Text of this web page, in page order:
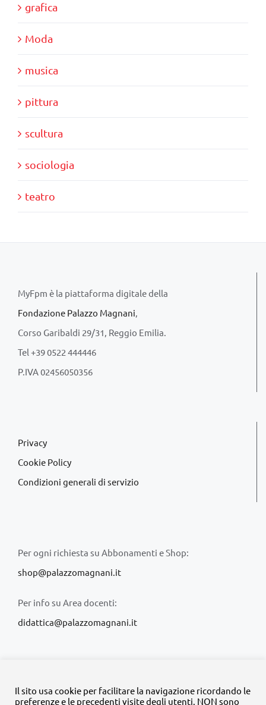
grafica
Moda
musica
pittura
scultura
sociologia
teatro
MyFpm è la piattaforma digitale della
Fondazione Palazzo Magnani,
Corso Garibaldi 29/31, Reggio Emilia.
Tel +39 0522 444446
P.IVA 02456050356
Privacy
Cookie Policy
Condizioni generali di servizio
Per ogni richiesta su Abbonamenti e Shop:
shop@palazzomagnani.it
Per info su Area docenti:
didattica@palazzomagnani.it
Il sito usa cookie per facilitare la navigazione ricordando le
preferenze e le precedenti visite degli utenti. NON sono